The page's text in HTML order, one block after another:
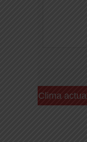
Clima actual